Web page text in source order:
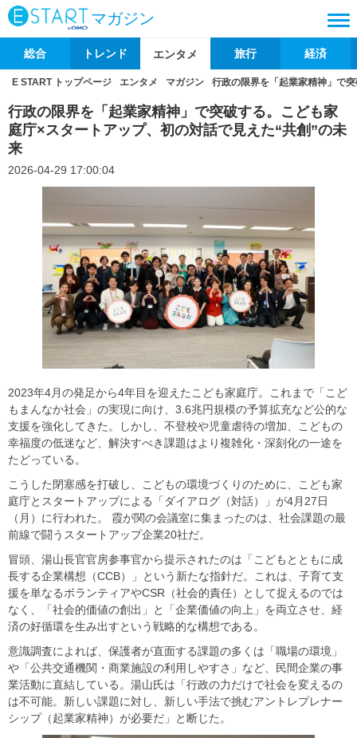
マガジン
総合 トレンド エンタメ 旅行 経済
E START トップページ エンタメ マガジン 行政の限界を「起業家精神」で
行政の限界を「起業家精神」で突破する。こども家
庭庁×スタートアップ、初の対話で見えた“共創”の未
来
2026-04-29 17:00:04
2023年4月の発足から4年目を迎えたこども家庭庁。これまで「こど
もまんなか社会」の実現に向け、3.6兆円規模の予算拡充など公的な
支援を強化してきた。しかし、不登校や児童虐待の増加、こどもの
幸福度の低迷など、解決すべき課題はより複雑化・深刻化の一途を
たどっている。
こうした閉塞感を打破し、こどもの環境づくりのために、こども家
庭庁とスタートアップによる「ダイアログ（対話）」が4月27日
（月）に行われた。 霞が関の会議室に集まったのは、社会課題の最
前線で闘うスタートアップ企業20社だ。
冒頭、湯山長官官房参事官から提示されたのは「こどもとともに成
長する企業構想（CCB）」という新たな指針だ。これは、子育て支
援を単なるボランティアやCSR（社会的責任）として捉えるのでは
なく、「社会的価値の創出」と「企業価値の向上」を両立させ、経
済の好循環を生み出すという戦略的な構想である。
意識調査によれば、保護者が直面する課題の多くは「職場の環境」
や「公共交通機関・商業施設の利用しやすさ」など、民間企業の事
業活動に直結している。湯山氏は「行政の力だけで社会を変えるの
は不可能。新しい課題に対し、新しい手法で挑むアントレプレナー
シップ（起業家精神）が必要だ」と断じた。